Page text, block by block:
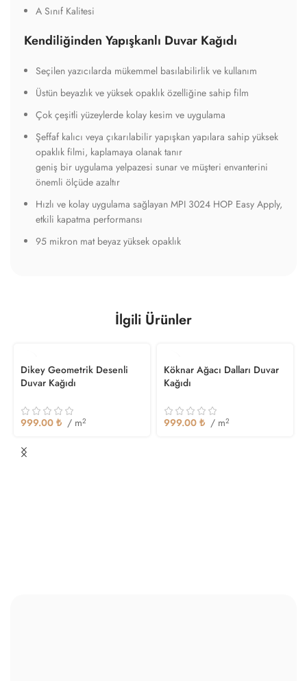
A Sınıf Kalitesi
Kendiliğinden Yapışkanlı Duvar Kağıdı
Seçilen yazıcılarda mükemmel basılabilirlik ve kullanım
Üstün beyazlık ve yüksek opaklık özelliğine sahip film
Çok çeşitli yüzeylerde kolay kesim ve uygulama
Şeffaf kalıcı veya çıkarılabilir yapışkan yapılara sahip yüksek
opaklık filmi, kaplamaya olanak tanır
geniş bir uygulama yelpazesi sunar ve müşteri envanterini
önemli ölçüde azaltır
Hızlı ve kolay uygulama sağlayan MPI 3024 HOP Easy Apply,
etkili kapatma performansı
95 mikron mat beyaz yüksek opaklık
İlgili Ürünler
Dikey Geometrik Desenli
Duvar Kağıdı
999.00 ₺ / m2
Köknar Ağacı Dalları Duvar
Kağıdı
999.00 ₺ / m2